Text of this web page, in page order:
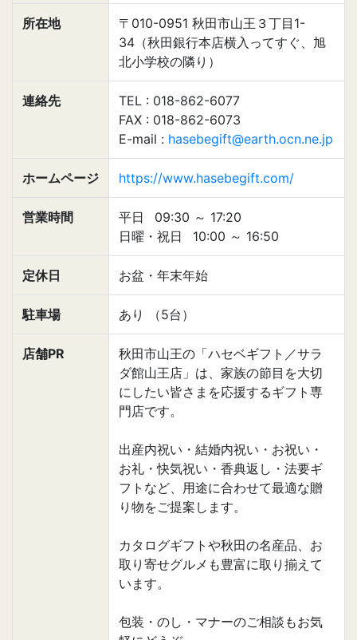
所在地
〒010-0951 秋田市山王３丁目1-
34（秋田銀行本店横入ってすぐ、旭
北小学校の隣り）
連絡先
TEL : 018-862-6077
FAX : 018-862-6073
E-mail : hasebegift@earth.ocn.ne.jp
ホームページ https://www.hasebegift.com/
営業時間 平日 09:30 ～ 17:20
日曜・祝日
10:00 ～ 16:50
定休日 お盆・年末年始
駐車場 あり （5台）
店舗PR
秋田市山王の「ハセベギフト／サラ
ダ館山王店」は、家族の節目を大切
にしたい皆さまを応援するギフト専
門店です。
出産内祝い・結婚内祝い・お祝い・
お礼・快気祝い・香典返し・法要ギ
フトなど、用途に合わせて最適な贈
り物をご提案します。
カタログギフトや秋田の名産品、お
取り寄せグルメも豊富に取り揃えて
います。
包装・のし・マナーのご相談もお気